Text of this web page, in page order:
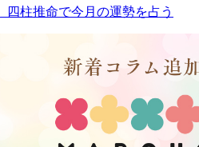
四柱推命で今月の運勢を占う